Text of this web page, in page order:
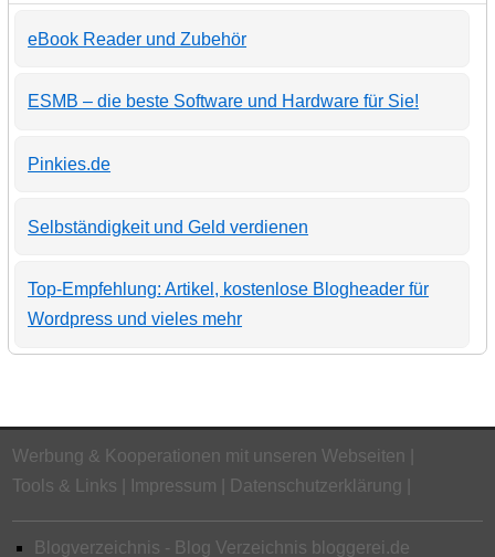
eBook Reader und Zubehör
ESMB – die beste Software und Hardware für Sie!
Pinkies.de
Selbständigkeit und Geld verdienen
Top-Empfehlung: Artikel, kostenlose Blogheader für
Wordpress und vieles mehr
Werbung & Kooperationen mit unseren Webseiten
Tools & Links
Impressum Datenschutzerklärung
Blogverzeichnis - Blog Verzeichnis bloggerei.de